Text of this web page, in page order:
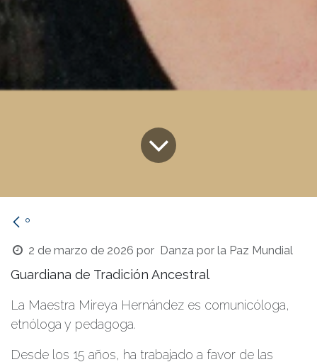
º
2 de marzo de 2026 por Danza por la Paz Mundial
Guardiana de Tradición Ancestral
La Maestra Mireya Hernández es comunicóloga,
etnóloga y pedagoga.
Desde los 15 años, ha trabajado a favor de las